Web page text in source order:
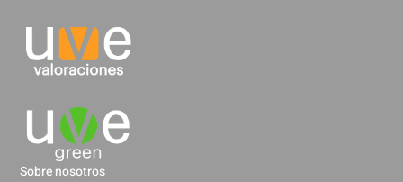
Sobre nosotros